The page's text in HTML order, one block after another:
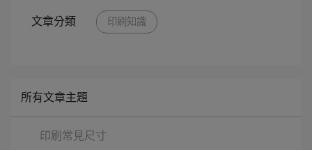
文章分類 印刷知識
所有文章主題
印刷常見尺寸